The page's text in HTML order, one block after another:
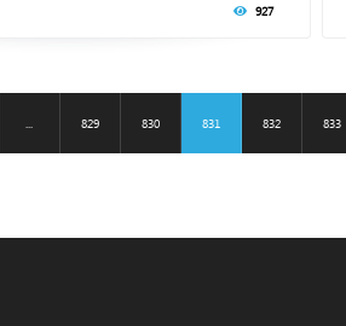
927
829 830 831 832 833